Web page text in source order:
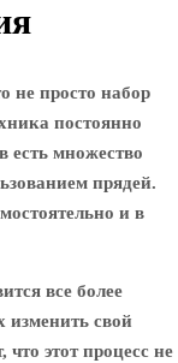
не просто набор
постоянно
есть множество
прядей.
и в
все более
свой
этот процесс не